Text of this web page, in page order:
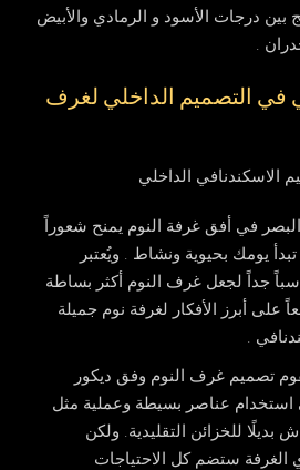
بين درجات الأسود و الرمادي والأبيض
.
في التصميم الداخلي لغرف
البصر في أفق غرفة النوم يمنح شعوراً
يومك بحيوية ونشاط . ويُعتبر
جداً لجعل غرف النوم أكثر بساطة
على أبرز الأفكار لغرفة نوم جميلة
.
تصميم غرف النوم وفق ديكور
استخدام عناصر بسيطة وعملية مثل
بديلًا للخزائن التقليدية. ولكن
الغرفة ستضم كل الاحتياجات